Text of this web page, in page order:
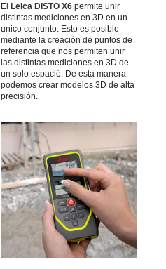
El Leica DISTO X6 permite unir
distintas mediciones en 3D en un
unico conjunto. Esto es posible
mediante la creación de puntos de
referencia que nos permiten unir
las distintas mediciones en 3D de
un solo espació. De esta manera
podemos crear modelos 3D de alta
precisión.